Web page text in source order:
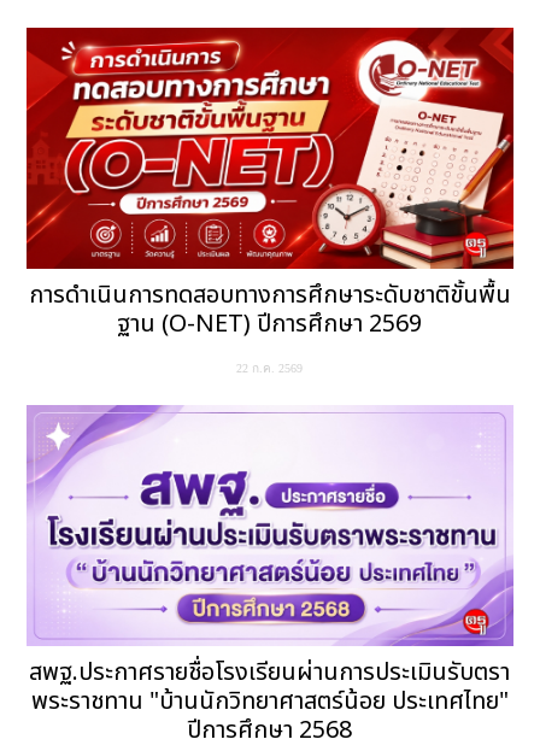
การดำเนินการทดสอบทางการศึกษาระดับชาติขั้นพื้น
ฐาน (O-NET) ปีการศึกษา 2569
22 ก.ค. 2569
สพฐ.ประกาศรายชื่อโรงเรียนผ่านการประเมินรับตรา
พระราชทาน "บ้านนักวิทยาศาสตร์น้อย ประเทศไทย"
ปีการศึกษา 2568